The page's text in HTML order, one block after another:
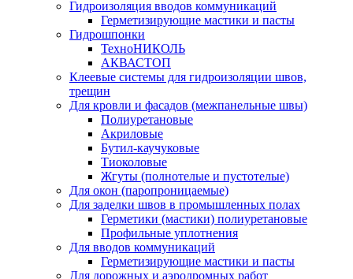
Гидроизоляция вводов коммуникаций
Герметизирующие мастики и пасты
Гидрошпонки
ТехноНИКОЛЬ
АКВАСТОП
Клеевые системы для гидроизоляции швов,
трещин
Для кровли и фасадов (межпанельные швы)
Полиуретановые
Акриловые
Бутил-каучуковые
Тиоколовые
Жгуты (полнотелые и пустотелые)
Для окон (паропроницаемые)
Для заделки швов в промышленных полах
Герметики (мастики) полиуретановые
Профильные уплотнения
Для вводов коммуникаций
Герметизирующие мастики и пасты
Для дорожных и аэродромных работ